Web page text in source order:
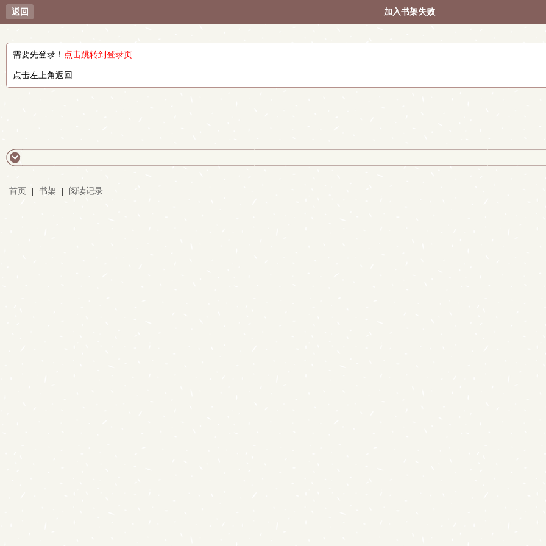
返回 加入书架失败
需要先登录！ 点击跳转到登录页
点击左上角返回
首页 书架 阅读记录